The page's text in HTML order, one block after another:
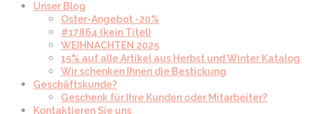
Unser Blog
Oster-Angebot -20%
#17864 (kein Titel)
WEIHNACHTEN 2025
15% auf alle Artikel aus Herbst und Winter Katalog
Wir schenken Ihnen die Bestickung
Geschäftskunde?
Geschenk für Ihre Kunden oder Mitarbeiter?
Kontaktieren Sie uns